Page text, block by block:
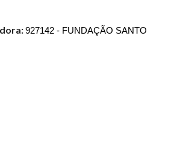
927142 - FUNDAÇÃO SANTO